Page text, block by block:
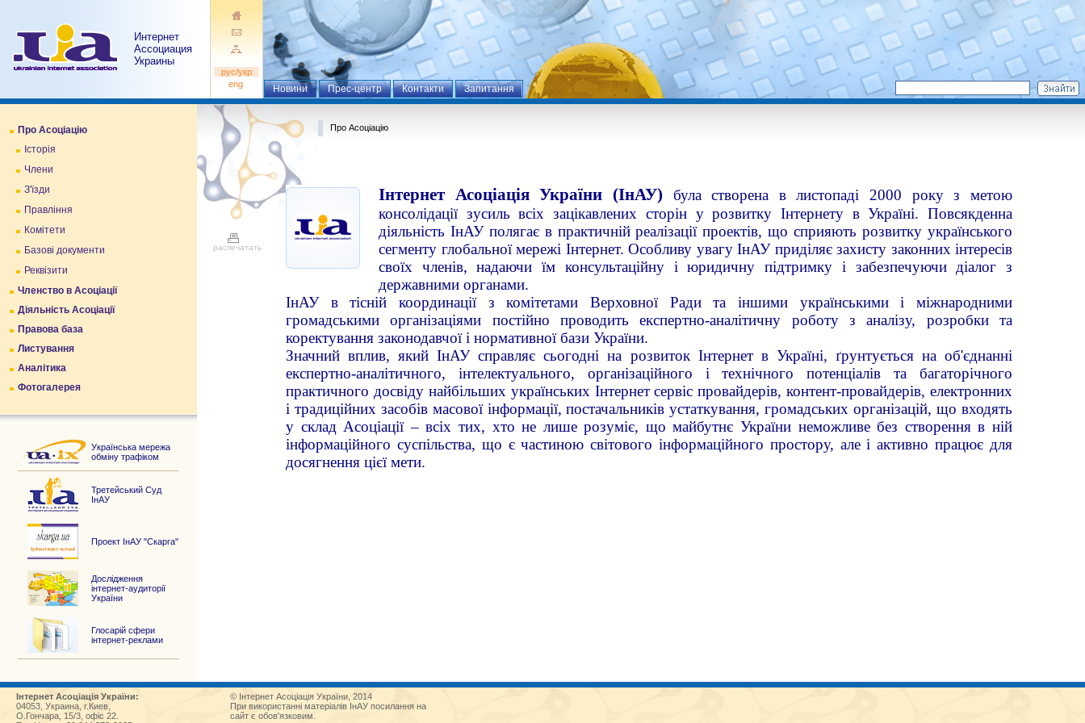
Интернет
Ассоциация
Украины
pуc/укр
eng
Новини Прес-центр Контакти Запитання
Про Асоціацію
Історія
Члени
З'їзди
Правління
Комітети
Базові документи
Реквізити
Членство в Асоціації
Діяльність Асоціації
Правова база
Листування
Аналітика
Фотогалерея
Українська мережа
обміну трафіком
Третейський Суд
ІнАУ
Проект ІнАУ "Скарга"
Дослідження
інтернет-аудиторії
України
Глосарій сфери
інтернет-реклами
распечатать
Про Асоціацію
Інтернет Асоціація України (ІнАУ)
була створена в листопаді 2000 року з метою
консолідації зусиль всіх зацікавлених сторін у розвитку Інтернету в Україні. Повсякденна
діяльність ІнАУ полягає в практичній реалізації проектів, що сприяють розвитку українського
сегменту глобальної мережі Інтернет. Особливу увагу ІнАУ приділяє захисту законних інтересів
своїх членів, надаючи їм консультаційну і юридичну підтримку і забезпечуючи діалог з
державними органами.
ІнАУ в тісній координації з комітетами Верховної Ради та іншими українськими і міжнародними
громадськими організаціями постійно проводить експертно-аналітичну роботу з аналізу, розробки та
коректування законодавчої і нормативної бази України.
Значний вплив, який ІнАУ справляє сьогодні на розвиток Інтернет в Україні, ґрунтується на об'єднанні
експертно-аналітичного, інтелектуального, організаційного і технічного потенціалів та багаторічного
практичного досвіду найбільших українських Інтернет сервіс провайдерів, контент-провайдерів, електронних
і традиційних засобів масової інформації, постачальників устаткування, громадських організацій, що входять
у склад Асоціації – всіх тих, хто не лише розуміє, що майбутнє України неможливе без створення в ній
інформаційного суспільства, що є частиною світового інформаційного простору, але і активно працює для
досягнення цієї мети.
Інтернет Асоціація України:
04053, Украина, г.Киев,
О.Гончара, 15/3, офіс 22.
© Інтернет Асоціація України, 2014
При використанні матеріалів ІнАУ посилання на
сайт є обов'язковим.